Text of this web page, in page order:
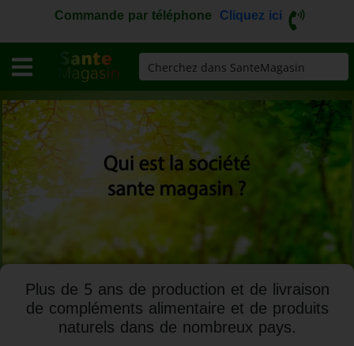
Commande par téléphone Cliquez ici
Plus de 5 ans de production et de livraison
de compléments alimentaire et de produits
naturels dans de nombreux pays.